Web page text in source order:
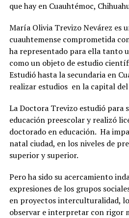
que hay en Cuauhtémoc,
María Olivia Trevizo Nevárez es
cuauhtemense comprometida
ha representado para ella tanto
como un objeto de estudio
Estudió hasta la secundaria en
realizar estudios en la capital del
La Doctora Trevizo estudió para
educación preescolar y realizó
doctorado en educación. Ha
natal ciudad, en los niveles de
superior y superior.
Pero ha sido su acercamiento
expresiones de los grupos
en proyectos interculturalidad,
observar e interpretar con rigor